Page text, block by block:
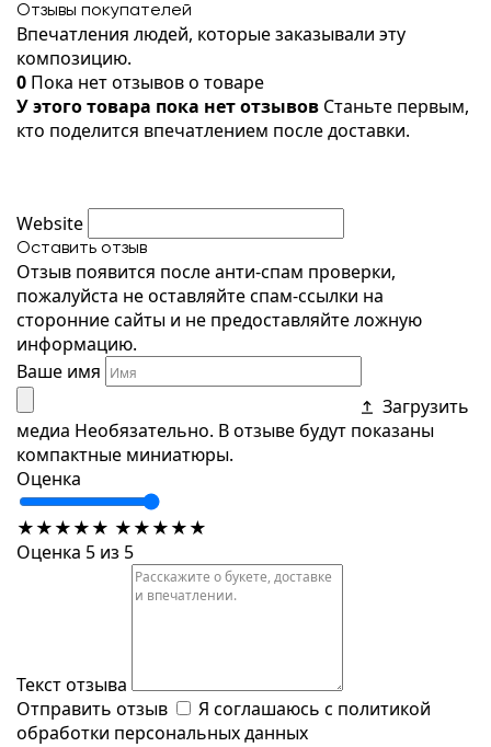
Отзывы покупателей
Впечатления людей, которые заказывали эту
композицию.
0 Пока нет отзывов о товаре
У этого товара пока нет отзывов Станьте первым,
кто поделится впечатлением после доставки.
Website
Оставить отзыв
Отзыв появится после анти-спам проверки,
пожалуйста не оставляйте спам-ссылки на
сторонние сайты и не предоставляйте ложную
информацию.
Ваше имя
Загрузить
медиа Необязательно. В отзыве будут показаны
компактные миниатюры.
Оценка
★★★★★ ★★★★★
Оценка 5 из 5
Текст отзыва
Отправить отзыв
Я соглашаюсь с политикой
обработки персональных данных